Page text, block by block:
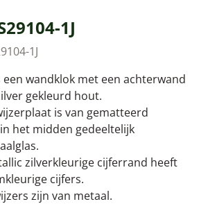
1J
1J
een wandklok met een achterwand
gekleurd hout.
is van gematteerd
het midden gedeeltelijk
zilverkleurige cijferrand heeft
cijfers.
zijn van metaal.